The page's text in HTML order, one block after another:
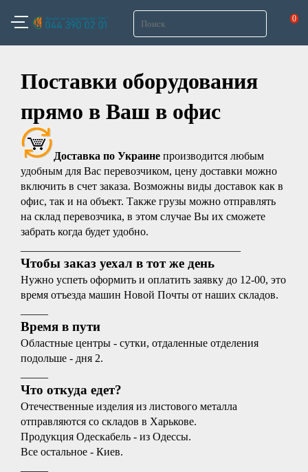
0
Поставки оборудования
прямо в Ваш в офис
Доставка по Украине производится любым
удобным для Вас перевозчиком, цену доставки можно
включить в счет заказа. Возможны виды доставок как в
офис, так и на объект. Также грузы можно отправлять
на склад перевозчика, в этом случае Вы их сможете
забрать когда будет удобно.
Чтобы заказ уехал в тот же день
Нужно успеть оформить и оплатить заявку до 12-00, это
время отъезда машин Новой Почты от наших складов.
Время в пути
Областные центры - сутки, отдаленные отделения
подольше - дня 2.
Что откуда едет?
Отечественные изделия из листового металла
отправляются со складов в Харькове.
Продукция Одескабель - из Одессы.
Все остальное - Киев.